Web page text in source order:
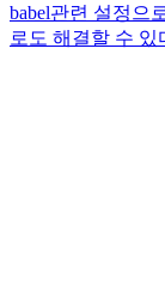
babel관련 설정으
로도 해결할 수 있